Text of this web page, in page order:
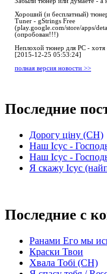
Хороший (и бесплатный)
Tuner - gStrings Free
(play.google.com/store/apps/
(опробован!!!)
Неплохой тюнер для РС -
[2015-12-25 05:53:24]
полная версия новости >>
Последние
Дорогу ціну (СН)
Наш Ісус -
Наш Ісус -
Я скажу Ісус
Последние с
Ранами Его мы
Краски Твои
Хвала Тобі (СН)